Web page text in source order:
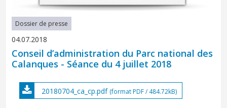
Dossier de presse
04.07.2018
Conseil d’administration du Parc national des
Calanques - Séance du 4 juillet 2018
20180704_ca_cp.pdf (format PDF / 484.72kB)